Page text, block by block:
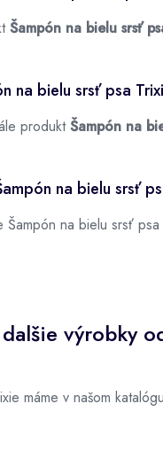
Šampón na bielu srsť
na bielu srsť psa
produktŠampón na
na bielu srsť
na bielu srsť
výrobky
máme v našom